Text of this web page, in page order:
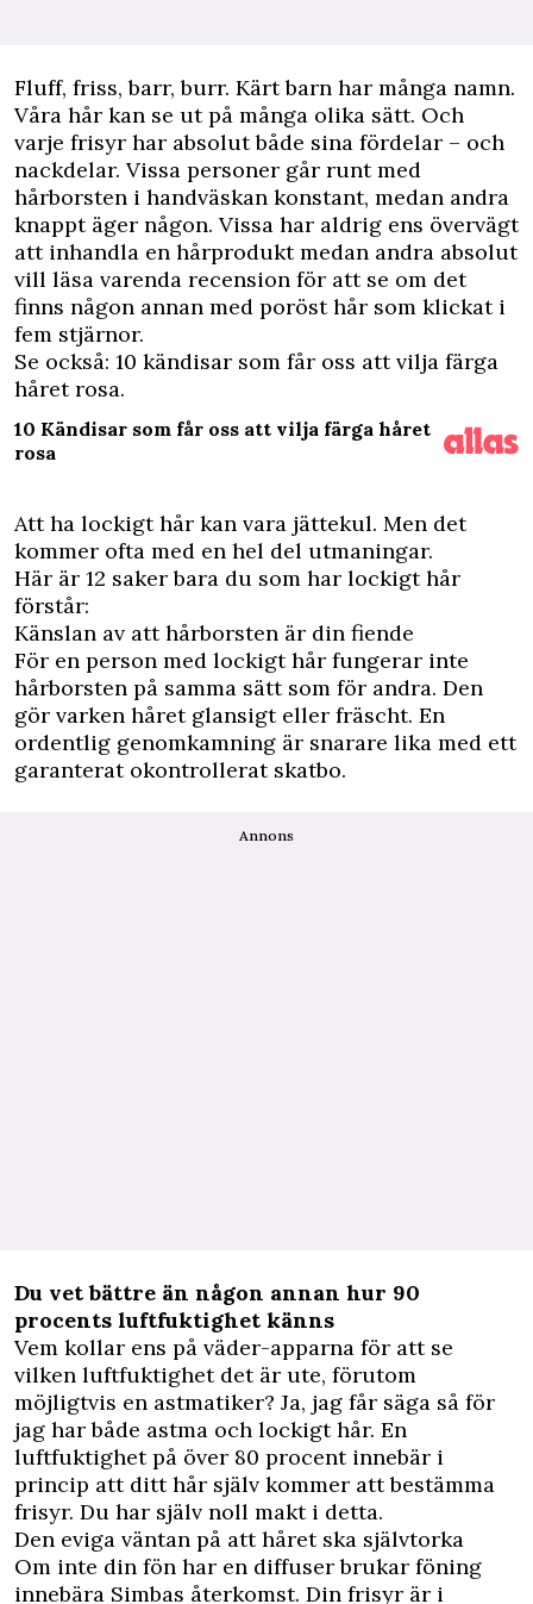
Fluff, friss, barr, burr. Kärt barn har många namn.
Våra hår kan se ut på många olika sätt. Och
varje frisyr har absolut både sina fördelar – och
nackdelar. Vissa personer går runt med
hårborsten i handväskan konstant, medan andra
knappt äger någon. Vissa har aldrig ens övervägt
att inhandla en hårprodukt medan andra absolut
vill läsa varenda recension för att se om det
finns någon annan med poröst hår som klickat i
fem stjärnor.
Se också: 10 kändisar som får oss att vilja färga
håret rosa.
10 Kändisar som får oss att vilja färga håret
rosa
Att ha lockigt hår kan vara jättekul. Men det
kommer ofta med en hel del utmaningar.
Här är 12 saker bara du som har lockigt hår
förstår:
Känslan av att hårborsten är din fiende
För en person med lockigt hår fungerar inte
hårborsten på samma sätt som för andra. Den
gör varken håret glansigt eller fräscht. En
ordentlig genomkamning är snarare lika med ett
garanterat okontrollerat skatbo.
Annons
Du vet bättre än någon annan hur 90
procents luftfuktighet känns
Vem kollar ens på väder-apparna för att se
vilken luftfuktighet det är ute, förutom
möjligtvis en astmatiker? Ja, jag får säga så för
jag har både astma och lockigt hår. En
luftfuktighet på över 80 procent innebär i
princip att ditt hår själv kommer att bestämma
frisyr. Du har själv noll makt i detta.
Den eviga väntan på att håret ska självtorka
Om inte din fön har en diffuser brukar föning
innebära Simbas återkomst. Din frisyr är i